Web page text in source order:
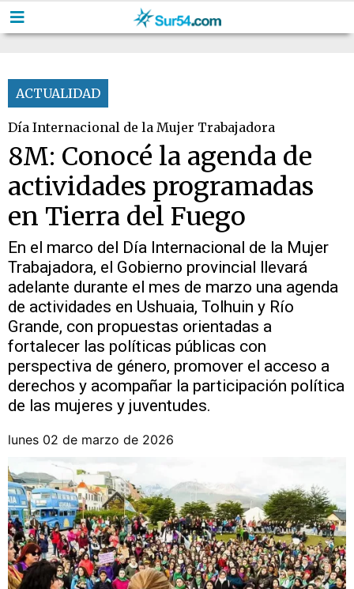
ACTUALIDAD
Día Internacional de la Mujer Trabajadora
8M: Conocé la agenda de
actividades programadas
en Tierra del Fuego
En el marco del Día Internacional de la Mujer
Trabajadora, el Gobierno provincial llevará
adelante durante el mes de marzo una agenda
de actividades en Ushuaia, Tolhuin y Río
Grande, con propuestas orientadas a
fortalecer las políticas públicas con
perspectiva de género, promover el acceso a
derechos y acompañar la participación política
de las mujeres y juventudes.
lunes 02 de marzo de 2026